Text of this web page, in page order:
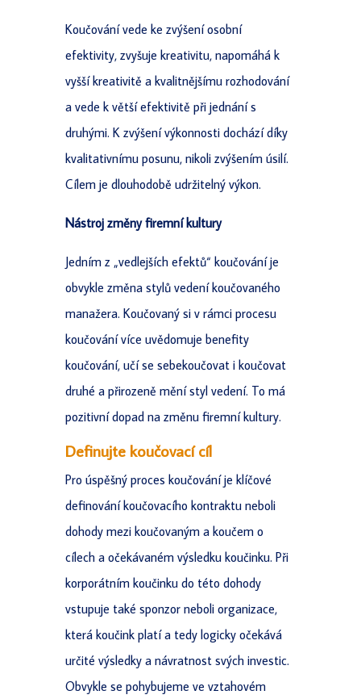
Koučování vede ke zvýšení osobní
efektivity, zvyšuje kreativitu, napomáhá k
vyšší kreativitě a kvalitnějšímu rozhodování
a vede k větší efektivitě při jednání s
druhými. K zvýšení výkonnosti dochází díky
kvalitativnímu posunu, nikoli zvýšením úsilí.
Cílem je dlouhodobě udržitelný výkon.
Nástroj změny firemní kultury
Jedním z „vedlejších efektů“ koučování je
obvykle změna stylů vedení koučovaného
manažera. Koučovaný si v rámci procesu
koučování více uvědomuje benefity
koučování, učí se sebekoučovat i koučovat
druhé a přirozeně mění styl vedení. To má
pozitivní dopad na změnu firemní kultury.
Definujte koučovací cíl
Pro úspěšný proces koučování je klíčové
definování koučovacího kontraktu neboli
dohody mezi koučovaným a koučem o
cílech a očekávaném výsledku koučinku. Při
korporátním koučinku do této dohody
vstupuje také sponzor neboli organizace,
která koučink platí a tedy logicky očekává
určité výsledky a návratnost svých investic.
Obvykle se pohybujeme ve vztahovém